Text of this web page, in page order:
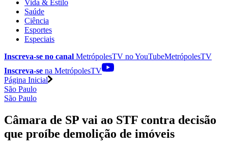
Vida & Estilo
Saúde
Ciência
Esportes
Especiais
Inscreva-se no canal MetrópolesTV noYouTubeMetrópolesTV
Inscreva-se na MetrópolesTV
Página Inicial
São Paulo
São Paulo
Câmara de SP vai ao STF contra decisão
que proíbe demolição de imóveis